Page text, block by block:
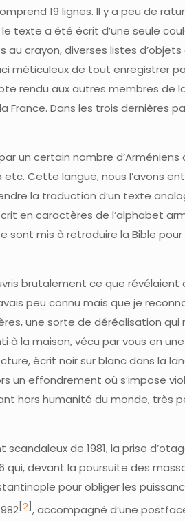
19 lignes. Il y a peu de
texte a été écrit d’une seule
crayon, diverses listes
méticuleux de tout enregistrer
rendu aux autres membres de
Dans les trois dernières
un certain nombre d’Arméniens
Cette langue, nous l’avons
la traduction d’un texte
en caractères de l’alphabet
sont mis à retraduire la Bible
brutalement ce que révélaient
peu connu mais que je
une sorte de déréalisation
la maison, vécu par vous en
écrit noir sur blanc dans la
un effondrement où s’impose
hors humanité du monde, très
de 1981, la prise
qui, devant la poursuite des
pour obliger les
2 , accompagné d’une